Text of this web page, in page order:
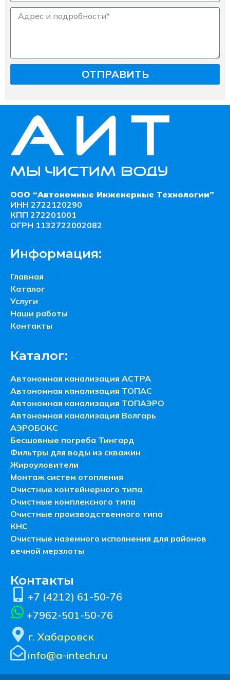
ОТПРАВИТЬ
ООО “Автономные Инженерные Технологии”
ИНН 2722120290
КПП 272201001
ОГРН 1132722002082
Информация:
Главная
Каталог
Услуги
Наши работы
Контакты
Каталог:
Автономная канализация АСТРА
Автономная канализация ТОПАС
Автономная канализация ТОПАЭРО
Автономная канализация Волгарь
АЭРОБОКС
Бесшовные погреба Тингард
Фильтры для воды из скважин
Жироуловители
Монтаж систем отопления
Очистные контейнерного типа
Очистные комплексного типа
Очистные производственного типа
КНС
Очистные наземного исполнения для районов
вечной мерзлоты
Контакты
+7 (4212) 61-50-76
+7962-501-50-76
г. Хабаровск
info@a-intech.ru